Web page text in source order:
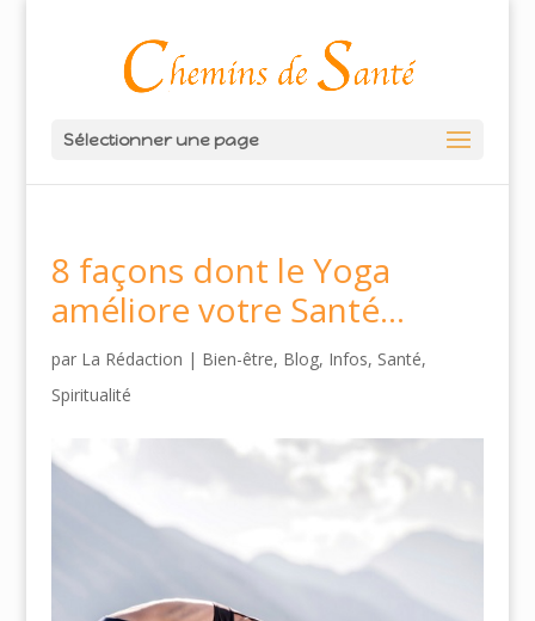
Sélectionner une page
8 façons dont le Yoga
améliore votre Santé…
par La Rédaction | Bien-être, Blog, Infos, Santé,
Spiritualité